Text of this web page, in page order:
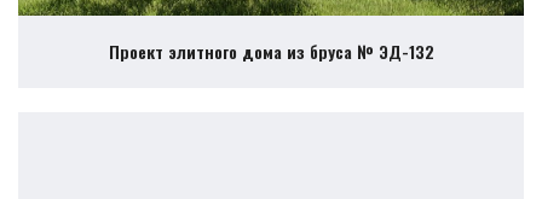
Проект элитного дома из бруса № ЭД-132